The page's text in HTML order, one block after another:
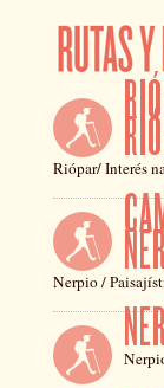
Riópar/ Interés
Nerpio /